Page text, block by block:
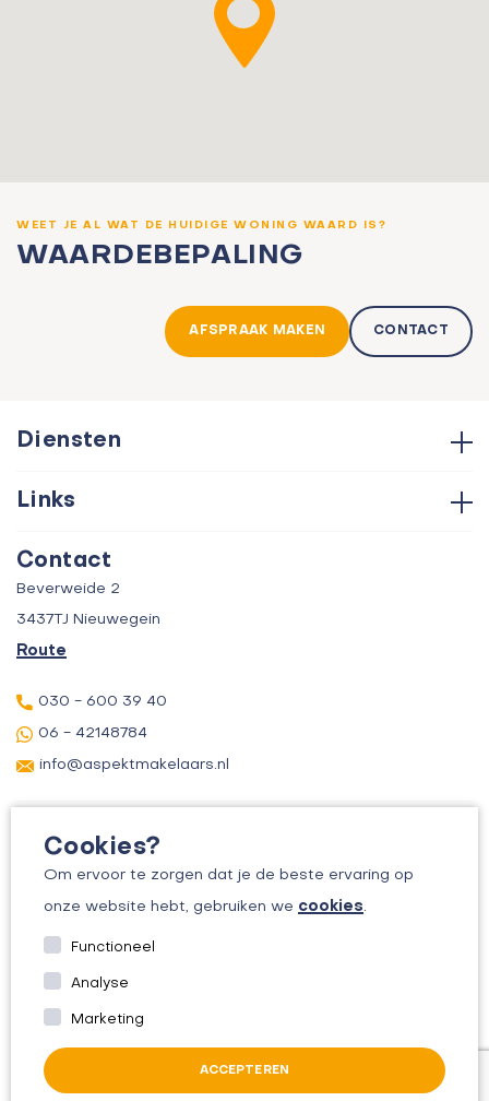
WEET JE AL WAT DE HUIDIGE WONING WAARD IS?
WAARDEBEPALING
AFSPRAAK MAKEN CONTACT
Cookies?
Om ervoor te zorgen dat je de beste ervaring op
onze website hebt, gebruiken we cookies.
Functioneel
Analyse
Marketing
ACCEPTEREN
Diensten
Aankoop
Taxatie
Verhuur
Links
Over ons
Contact
Beverweide 2
3437TJ Nieuwegein
Route
030 - 600 39 40
06 - 42148784
info@aspektmakelaars.nl